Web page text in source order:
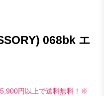
068bk エ
円以上で送料無料！※